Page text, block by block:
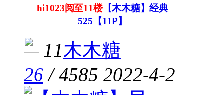
hi1023阅至11楼【木木糖】经典
525【11P】
11木木糖
26 /4585 2022-4-2